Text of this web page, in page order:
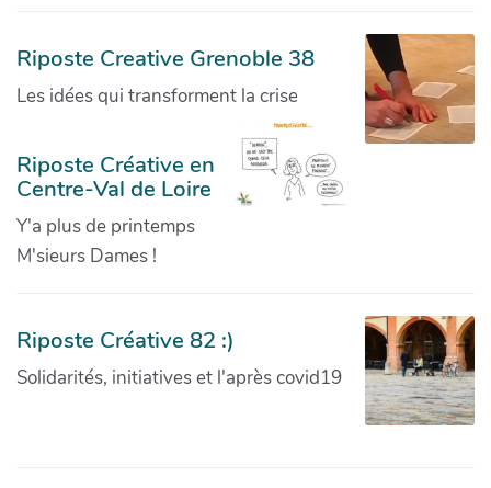
Riposte Creative Grenoble 38
Les idées qui transforment la crise
Riposte Créative en
Centre-Val de Loire
Y'a plus de printemps
M'sieurs Dames !
Riposte Créative 82 :)
Solidarités, initiatives et l'après covid19